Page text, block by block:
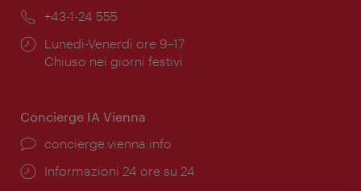
Telefono:
+43-1-24 555
Orari
di
Lunedì-Venerdì ore 9–17
Chiuso nei giorni festivi
Concierge IA Vienna
Ort:
concierge.vienna.info
Öffnungszeiten:
Informazioni 24 ore su 24